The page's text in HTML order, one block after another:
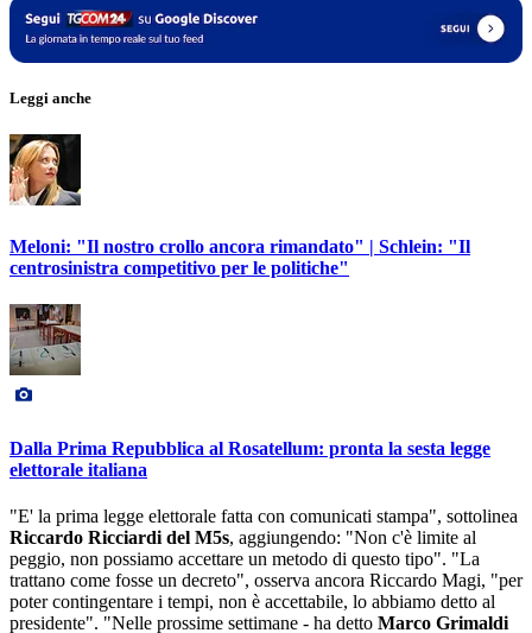
Leggi anche
Meloni: "Il nostro crollo ancora rimandato" | Schlein: "Il
centrosinistra competitivo per le politiche"
Dalla Prima Repubblica al Rosatellum: pronta la sesta legge
elettorale italiana
"E' la prima legge elettorale fatta con comunicati stampa", sottolinea
Riccardo Ricciardi del M5s, aggiungendo: "Non c'è limite al
peggio, non possiamo accettare un metodo di questo tipo". "La
trattano come fosse un decreto", osserva ancora Riccardo Magi, "per
poter contingentare i tempi, non è accettabile, lo abbiamo detto al
presidente". "Nelle prossime settimane - ha detto Marco Grimaldi